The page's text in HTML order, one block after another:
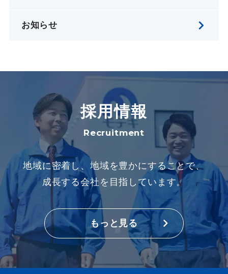
お知らせ
採用情報
Recruitment
地域に密着し、地域を豊かにすることで、
成長する会社を目指しています。
もっと見る